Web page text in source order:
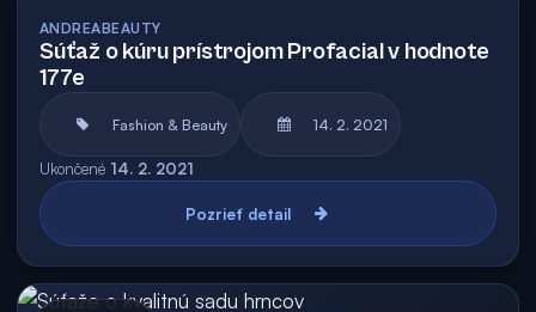
ANDREABEAUTY
Súťaž o kúru prístrojom Profacial v hodnote
177e
Fashion & Beauty 14. 2. 2021
Ukončené 14. 2. 2021
Pozrieť detail